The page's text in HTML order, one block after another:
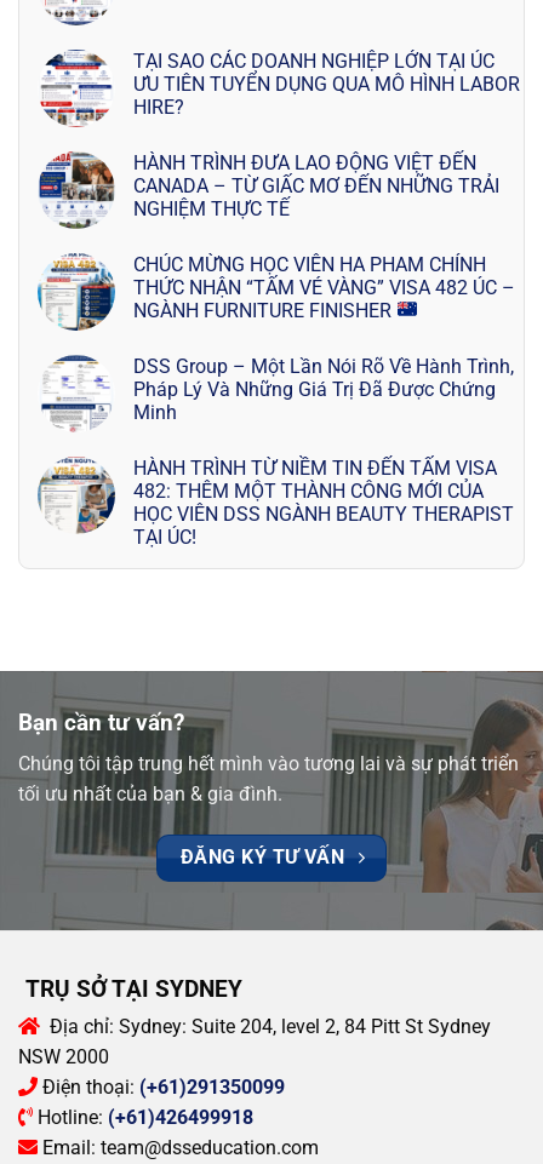
TẠI SAO CÁC DOANH NGHIỆP LỚN TẠI ÚC
ƯU TIÊN TUYỂN DỤNG QUA MÔ HÌNH LABOR
HIRE?
HÀNH TRÌNH ĐƯA LAO ĐỘNG VIỆT ĐẾN
CANADA – TỪ GIẤC MƠ ĐẾN NHỮNG TRẢI
NGHIỆM THỰC TẾ
CHÚC MỪNG HỌC VIÊN HA PHAM CHÍNH
THỨC NHẬN “TẤM VÉ VÀNG” VISA 482 ÚC –
NGÀNH FURNITURE FINISHER
DSS Group – Một Lần Nói Rõ Về Hành Trình,
Pháp Lý Và Những Giá Trị Đã Được Chứng
Minh
HÀNH TRÌNH TỪ NIỀM TIN ĐẾN TẤM VISA
482: THÊM MỘT THÀNH CÔNG MỚI CỦA
HỌC VIÊN DSS NGÀNH BEAUTY THERAPIST
TẠI ÚC!
Bạn cần tư vấn?
Chúng tôi tập trung hết mình vào tương lai và sự phát triển
tối ưu nhất của bạn & gia đình.
ĐĂNG KÝ TƯ VẤN
TRỤ SỞ TẠI SYDNEY
Địa chỉ: Sydney: Suite 204, level 2, 84 Pitt St Sydney
NSW 2000
Điện thoại: (+61)291350099
Hotline: (+61)426499918
Email: team@dsseducation.com